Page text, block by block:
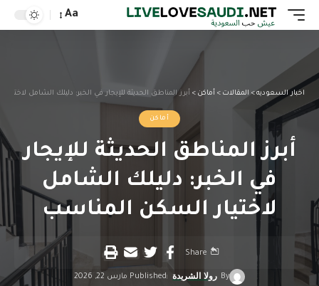
Aa
اخبار السعوديه> المقالات > أماكن > أبرز المناطق الحديثة للإيجار في الخبر: دليلك الشامل
أماكن
أبرز المناطق الحديثة للإيجار
في الخبر: دليلك الشامل
لاختيار السكن المناسب
By رولا الشريدة Published مارس 22, 2026
Share